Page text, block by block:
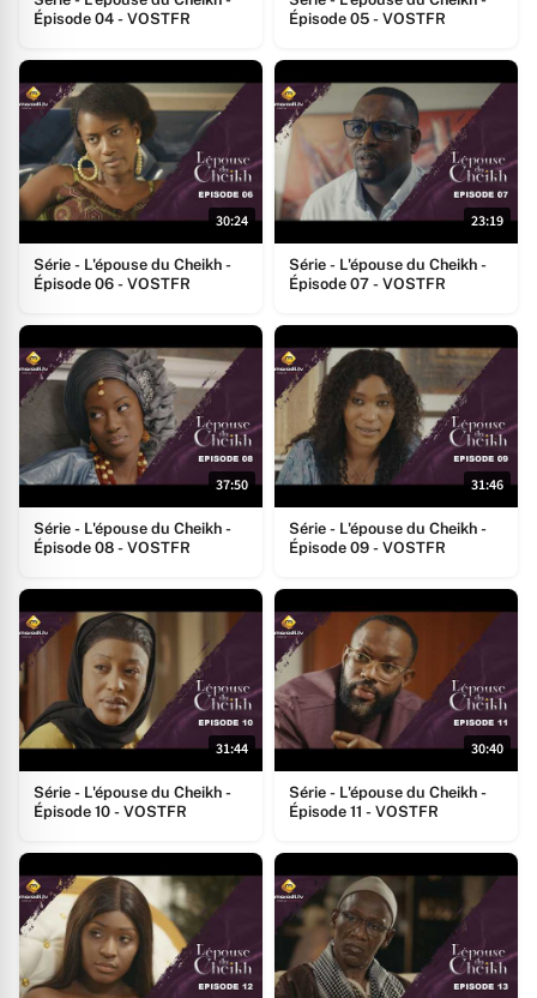
Épisode 04 - VOSTFR
Épisode 05 - VOSTFR
30:24
Série - L'épouse du Cheikh -
Épisode 06 - VOSTFR
23:19
Série - L'épouse du Cheikh -
Épisode 07 - VOSTFR
37:50
Série - L'épouse du Cheikh -
Épisode 08 - VOSTFR
31:46
Série - L'épouse du Cheikh -
Épisode 09 - VOSTFR
31:44
Série - L'épouse du Cheikh -
Épisode 10 - VOSTFR
30:40
Série - L'épouse du Cheikh -
Épisode 11 - VOSTFR